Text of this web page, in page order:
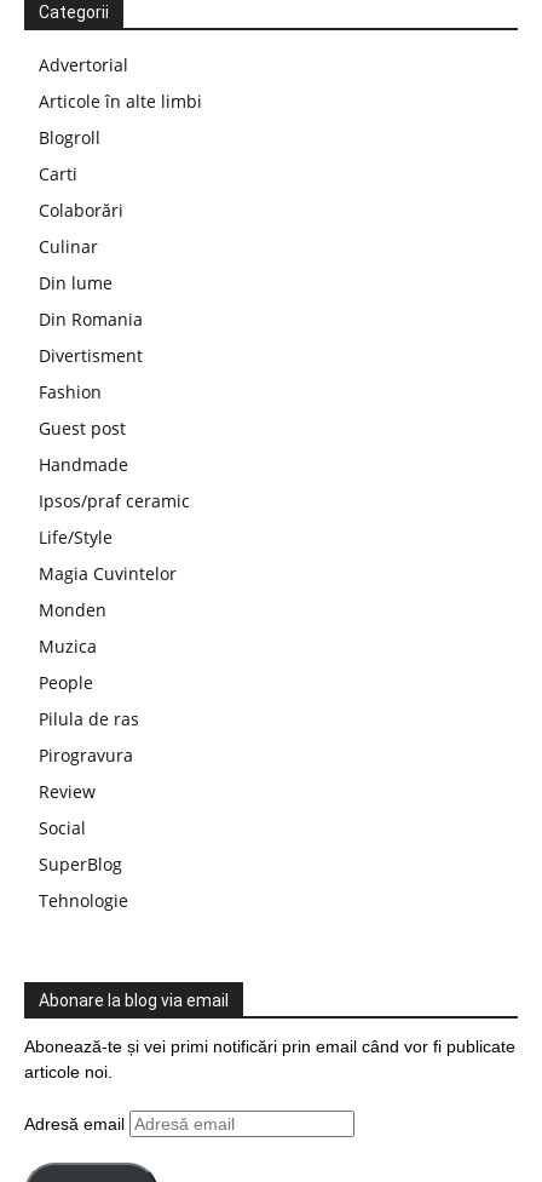
Categorii
Advertorial
Articole în alte limbi
Blogroll
Carti
Colaborări
Culinar
Din lume
Din Romania
Divertisment
Fashion
Guest post
Handmade
Ipsos/praf ceramic
Life/Style
Magia Cuvintelor
Monden
Muzica
People
Pilula de ras
Pirogravura
Review
Social
SuperBlog
Tehnologie
Abonare la blog via email
Abonează-te și vei primi notificări prin email când vor fi publicate
articole noi.
Adresă email